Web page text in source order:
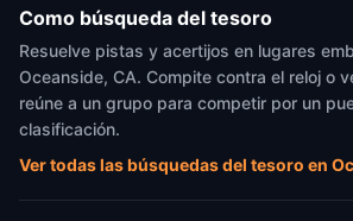
Como búsqueda del tesoro
Resuelve pistas y acertijos en lugares
Oceanside, CA. Compite contra el reloj o
reúne a un grupo para competir por un
clasificación.
Ver todas las búsquedas del tesoro en